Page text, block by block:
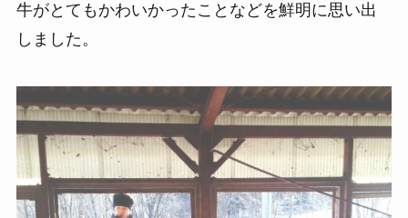
牛がとてもかわいかったことなどを鮮明に思い出
しました。